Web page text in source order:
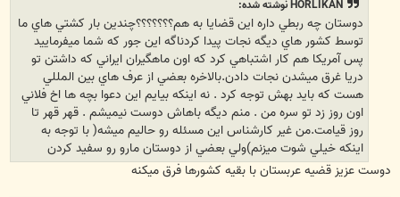
HORLIKAN نوشته شده:
دوستان چه ربطي داره اين قضايا به هم؟؟؟؟؟؟؟چندين بار كشتي هاي ما
توسط كشور هاي ديگه نجات پيدا كردناگه اين جور كه شما ميفرماييد
پس آمريكا هم كار اشتباهي كرد كه اون ماهگيران ايراني كه داشتن تو
دريا غرق ميشدن نجات دادن.بالاخره بعضي از عرف هاي بين المللي
هست كه بايد بهش توجه كرد . نه اينكه بيايم اين دعوا بچه ها اخ فلاني
اون روز زد تو سره من . منم ديگه باهاش دوست نيميشم . قهر قهر تا
روز قيامت.من غير كارشناس اين مسئله رو حاليم ميشه( با توجه به
اينكه خيلي شوت ميزنم)ولي بعضي از دوستان مارو رو سفيد كردن
دوست عزيز قضيه عربستان با بقيه كشورها فرق ميكنه